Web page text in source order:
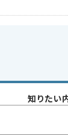
知りたい